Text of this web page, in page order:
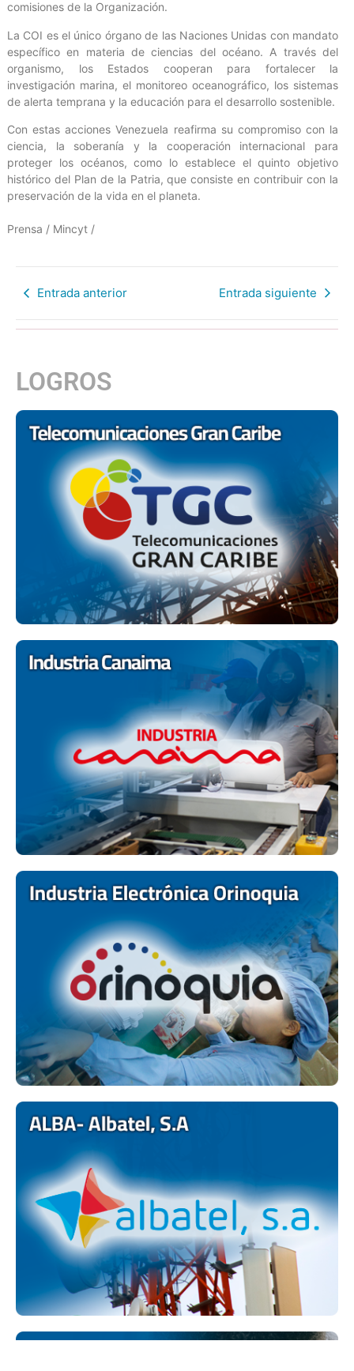
comisiones de la Organización.
La COI es el único órgano de las Naciones Unidas con mandato
específico en materia de ciencias del océano. A través del
organismo, los Estados cooperan para fortalecer la
investigación marina, el monitoreo oceanográfico, los sistemas
de alerta temprana y la educación para el desarrollo sostenible.
Con estas acciones Venezuela reafirma su compromiso con la
ciencia, la soberanía y la cooperación internacional para
proteger los océanos, como lo establece el quinto objetivo
histórico del Plan de la Patria, que consiste en contribuir con la
preservación de la vida en el planeta.
Prensa / Mincyt /
Entrada anterior Entrada siguiente
LOGROS